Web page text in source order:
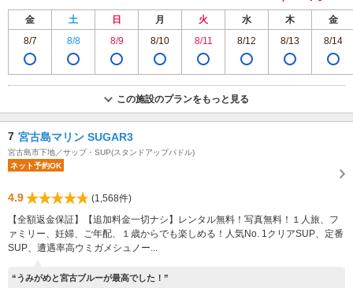
金 土 日 月 火 水 木
金
8/7
8/8 8/9 8/10 8/11 8/12 8/13 8/14
この施設のプランをもっと見る
7 宮古島マリン SUGAR3
宮古島市下地／サップ・SUP(スタンドアップパドル)
ネット予約OK
4.9
(1,568件)
【全額返金保証】【追加料金一切ナシ】レンタル無料！写真無料！１人旅、フ
ァミリー、妊婦、ご年配、１歳からでも楽しめる！人気No. 1クリアSUP、定番
SUP、遭遇率高ウミガメシュノー...
“うみがめと宮古ブルーが最高でした！”